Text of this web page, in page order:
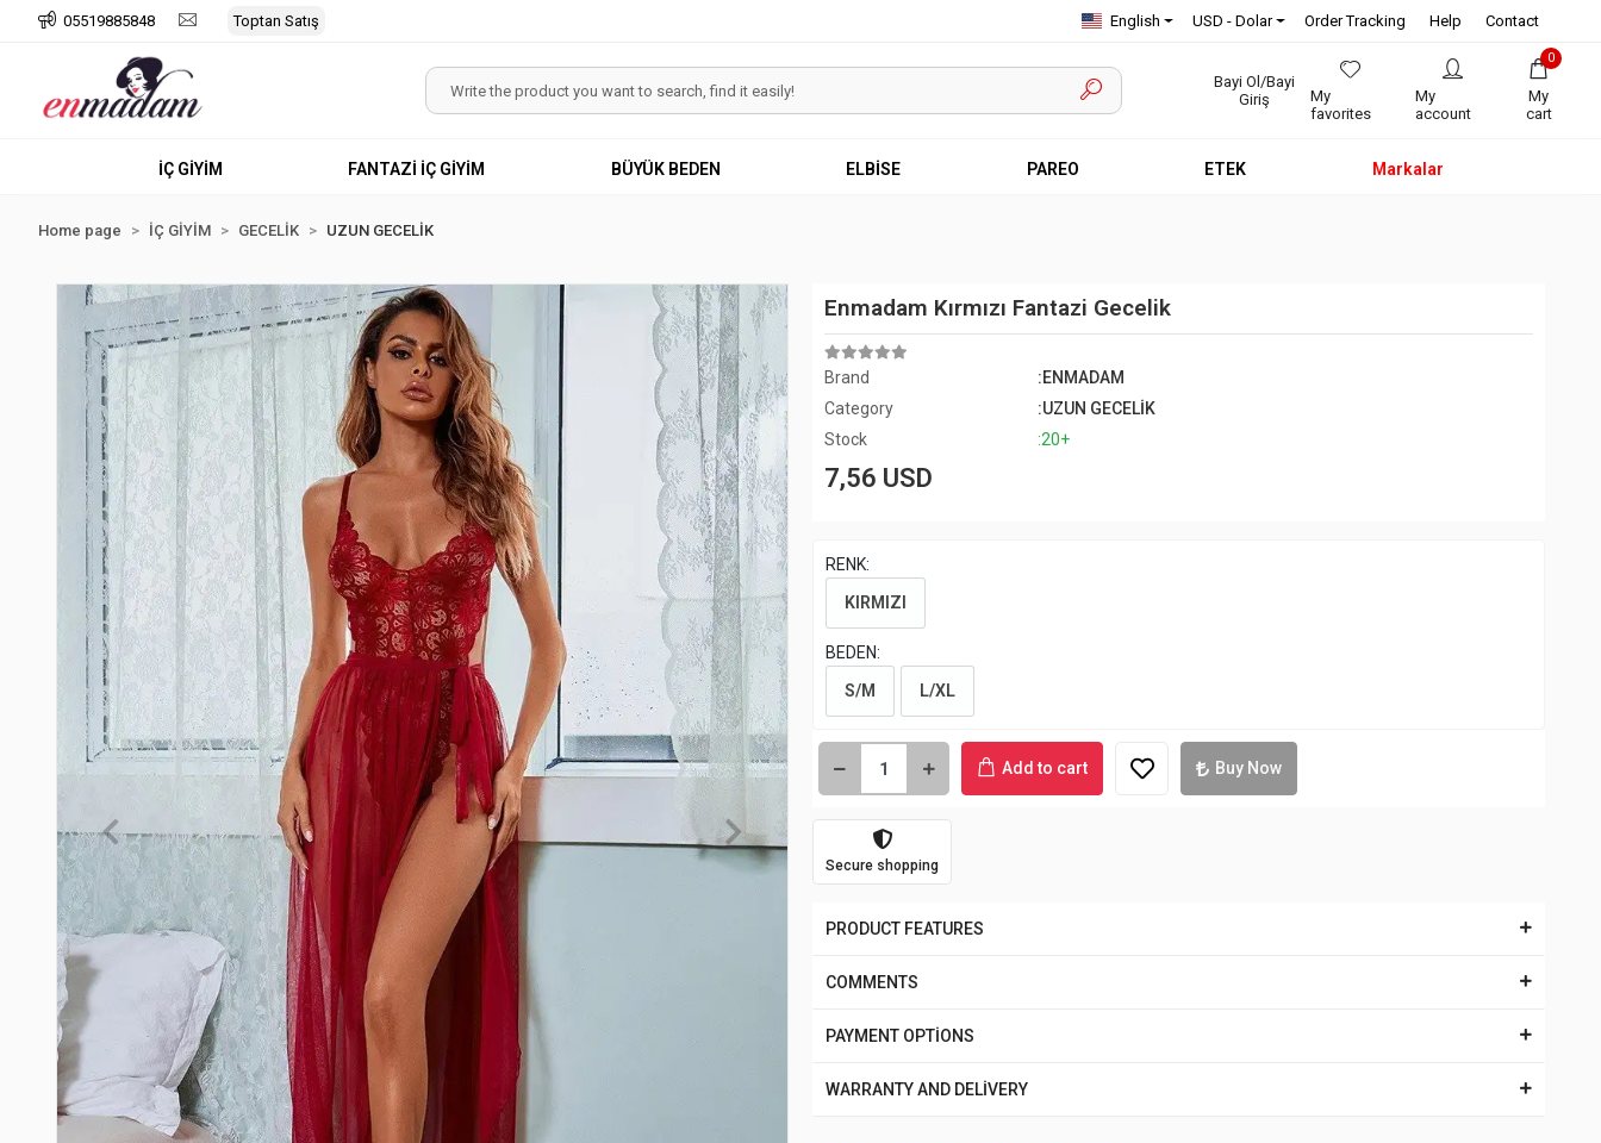
05519885848 Toptan Satış English USD - Dolar Order Tracking Help Contact
Bayi Ol/Bayi
Giriş
My
favorites
My
account
0
My
cart
İÇ GİYİM FANTAZİ İÇ GİYİM BÜYÜK BEDEN ELBİSE PAREO ETEK Markalar
Home page İÇ GİYİM GECELİK UZUN GECELİK
Enmadam Kırmızı Fantazi Gecelik
Brand
:ENMADAM
Category
:UZUN GECELİK
Stock
:20+
7,56 USD
RENK:
KIRMIZI
BEDEN:
S/M
L/XL
Add to cart Buy Now
Secure shopping
PRODUCT FEATURES
COMMENTS
PAYMENT OPTİONS
WARRANTY AND DELİVERY